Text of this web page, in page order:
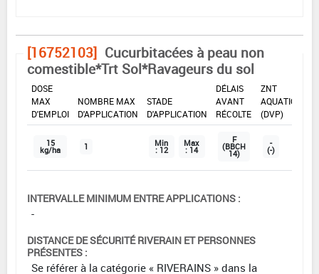
[16752103] Cucurbitacées à peau non
comestible*Trt Sol*Ravageurs du sol
DOSE
MAX
D'EMPLOI
NOMBRE MAX
D'APPLICATION
STADE
D'APPLICATION
DÉLAIS
AVANT
RÉCOLTE
ZNT
AQUATIQUE
(DVP)
15
kg/ha 1 Min
: 12
Max
: 14
F
(BBCH
14)
-
(-)
INTERVALLE MINIMUM ENTRE APPLICATIONS :
-
DISTANCE DE SÉCURITÉ RIVERAIN ET PERSONNES
PRÉSENTES :
Se référer à la catégorie « RIVERAINS » dans la